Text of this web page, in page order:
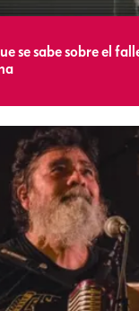
se sabe sobre el